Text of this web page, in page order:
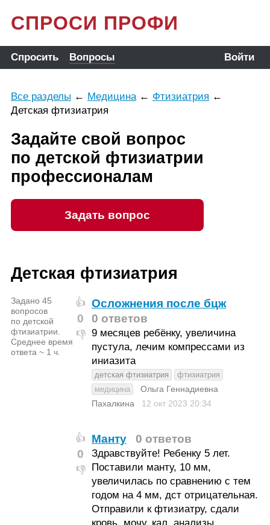
СПРОСИ ПРОФИ
Спросить Вопросы Войти
Все разделы ← Медицина← Фтизиатрия ←
Детская фтизиатрия
Задайте свой вопрос
по детской фтизиатрии
профессионалам
Задать вопрос
Детская фтизиатрия
Задано 45
вопросов
по детской
фтизиатрии.
Среднее время
ответа ~ 1 ч.
👍
0
👎
Осложнения после бцж
0 ответов
9 месяцев ребёнку, увеличина
пустула, лечим компрессами из
иниазита
детская фтизиатрия
фтизиатрия
медицина
Ольга Геннадиевна
Пахалкина
12 окт 2023 20:34
👍
0
👎
Манту 0 ответов
Здравствуйте! Ребенку 5 лет.
Поставили манту, 10 мм,
увеличилась по сравнению с тем
годом на 4 мм, дст отрицательная.
Отправили к фтизиатру, сдали